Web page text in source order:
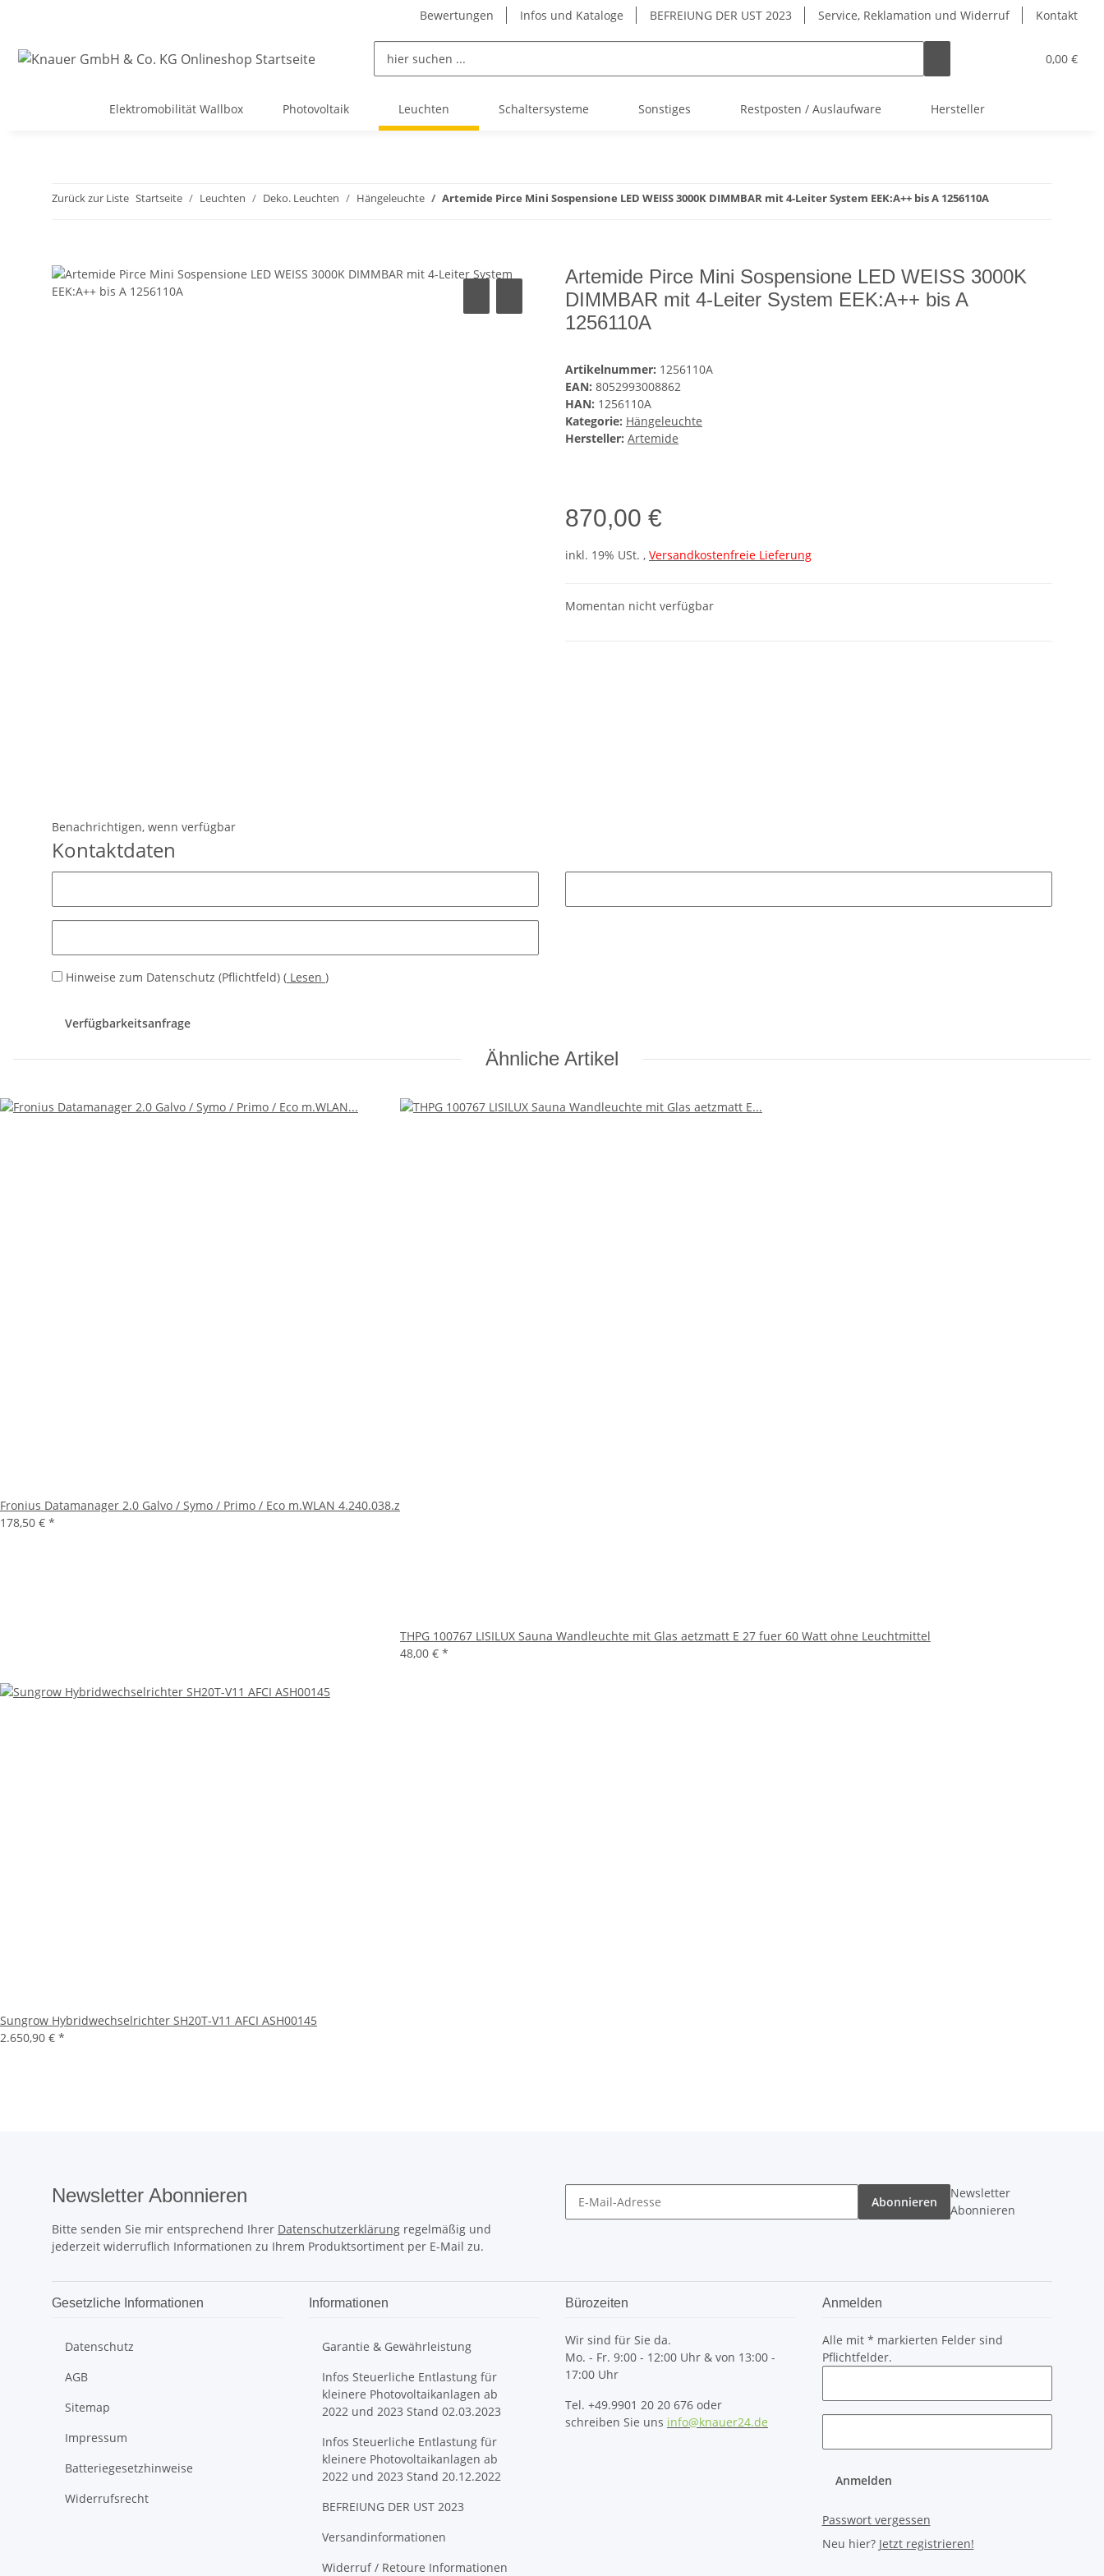
Bewertungen Infos und Kataloge BEFREIUNG DER UST 2023 Service, Reklamation und Widerruf Kontakt
0,00 €
Elektromobilität Wallbox Photovoltaik Leuchten Schaltersysteme Sonstiges Restposten / Auslaufware Hersteller
Zurück zur Liste Startseite Leuchten Deko. Leuchten Hängeleuchte Artemide Pirce Mini Sospensione LED WEISS 3000K DIMMBAR mit 4-Leiter System EEK:A++ bis A 1256110A
Artemide Pirce Mini Sospensione LED WEISS 3000K
DIMMBAR mit 4-Leiter System EEK:A++ bis A
1256110A
Artikelnummer: 1256110A
EAN: 8052993008862
HAN: 1256110A
Kategorie: Hängeleuchte
Hersteller: Artemide
870,00 €
inkl. 19% USt. , Versandkostenfreie Lieferung
Momentan nicht verfügbar
Benachrichtigen, wenn verfügbar
Kontaktdaten
Hinweise zum Datenschutz (Pflichtfeld) ( Lesen )
Verfügbarkeitsanfrage
Ähnliche Artikel
Fronius Datamanager 2.0 Galvo / Symo / Primo / Eco m.WLAN 4.240.038.z
178,50 € *
THPG 100767 LISILUX Sauna Wandleuchte mit Glas aetzmatt E 27 fuer 60 Watt ohne Leuchtmittel
48,00 € *
Sungrow Hybridwechselrichter SH20T-V11 AFCI ASH00145
2.650,90 € *
Newsletter Abonnieren
Bitte senden Sie mir entsprechend Ihrer Datenschutzerklärung regelmäßig und
jederzeit widerruflich Informationen zu Ihrem Produktsortiment per E-Mail zu.
Abonnieren
Newsletter
Abonnieren
Gesetzliche Informationen
Datenschutz
AGB
Sitemap
Impressum
Batteriegesetzhinweise
Widerrufsrecht
Informationen
Garantie & Gewährleistung
Infos Steuerliche Entlastung für
kleinere Photovoltaikanlagen ab
2022 und 2023 Stand 02.03.2023
Infos Steuerliche Entlastung für
kleinere Photovoltaikanlagen ab
2022 und 2023 Stand 20.12.2022
BEFREIUNG DER UST 2023
Versandinformationen
Widerruf / Retoure Informationen
Bürozeiten
Wir sind für Sie da.
Mo. - Fr. 9:00 - 12:00 Uhr & von 13:00 -
17:00 Uhr
Tel. +49.9901 20 20 676 oder
schreiben Sie uns info@knauer24.de
Anmelden
Alle mit * markierten Felder sind
Pflichtfelder.
Anmelden
Passwort vergessen
Neu hier? Jetzt registrieren!